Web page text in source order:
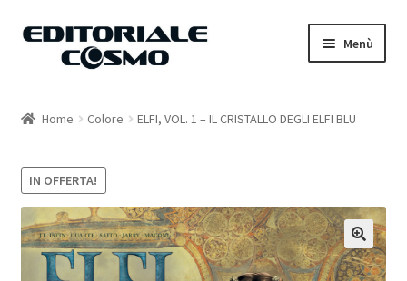
Vai
Vai
Menù
Carrello
Il mio account
Home Colore ELFI, VOL. 1 – IL CRISTALLO DEGLI ELFI BLU
IN OFFERTA!